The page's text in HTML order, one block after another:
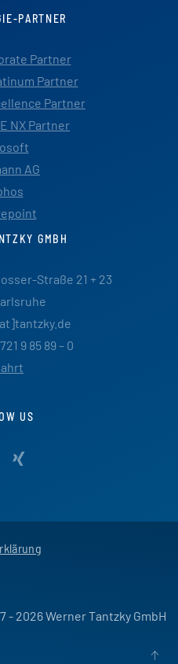
PARTNER
Partner
Partner
Partner
NX Partner
AG
GMBH
Straße 21 + 23
9 85 89 – 0
US
- 2026 Werner Tantzky GmbH